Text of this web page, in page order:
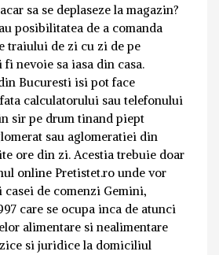
sa se deplaseze la magazin?
posibilitatea de a comanda
traiului de zi cu zi de pe
nevoie sa iasa din casa.
Bucuresti isi pot face
calculatorului sau telefonului
sir pe drum tinand piept
sau aglomeratiei din
ore din zi. Acestia trebuie doar
online Pretistet.ro unde vor
de comenzi Gemini,
care se ocupa inca de atunci
alimentare si nealimentare
si juridice la domiciliul